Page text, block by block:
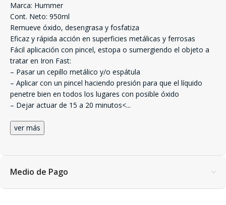
Marca: Hummer
Cont. Neto: 950ml
Remueve óxido, desengrasa y fosfatiza
Eficaz y rápida acción en superficies metálicas y ferrosas
Fácil aplicación con pincel, estopa o sumergiendo el objeto a
tratar en Iron Fast:
– Pasar un cepillo metálico y/o espátula
– Aplicar con un pincel haciendo presión para que el líquido
penetre bien en todos los lugares con posible óxido
– Dejar actuar de 15 a 20 minutos<...
ver más
Medio de Pago